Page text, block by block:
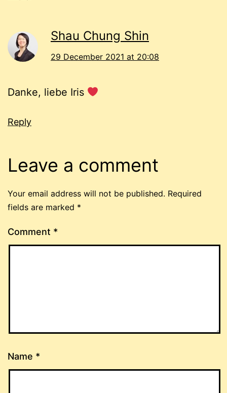
Shau Chung Shin
29 December 2021 at 20:08
Danke, liebe Iris
Reply
Leave a comment
Your email address will not be published. Required
fields are marked *
Comment *
Name *